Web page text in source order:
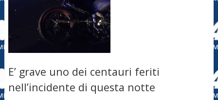
E’ grave uno dei centauri feriti
nell’incidente di questa notte